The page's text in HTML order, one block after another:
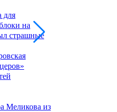
для
на
страшные
Меликова из